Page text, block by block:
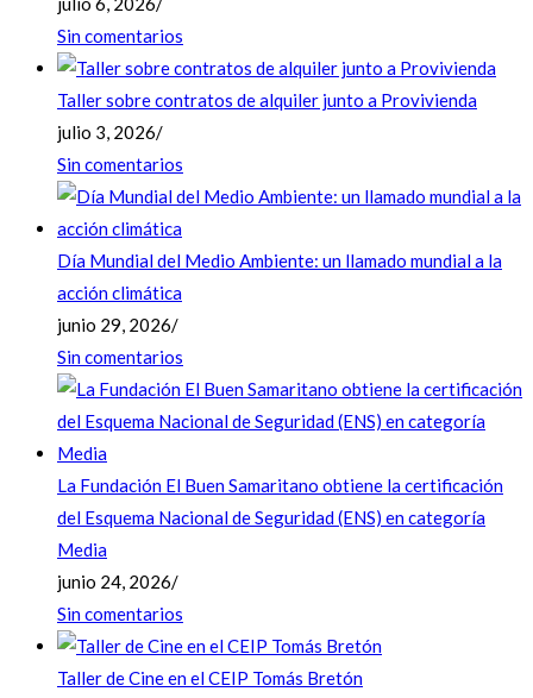
Sin comentarios
Taller sobre contratos de alquiler junto a Provivienda
julio 3, 2026/
Sin comentarios
Día Mundial del Medio Ambiente: un llamado mundial a la
acción climática
junio 29, 2026/
Sin comentarios
La Fundación El Buen Samaritano obtiene la certificación
del Esquema Nacional de Seguridad (ENS) en categoría
Media
junio 24, 2026/
Sin comentarios
Taller de Cine en el CEIP Tomás Bretón